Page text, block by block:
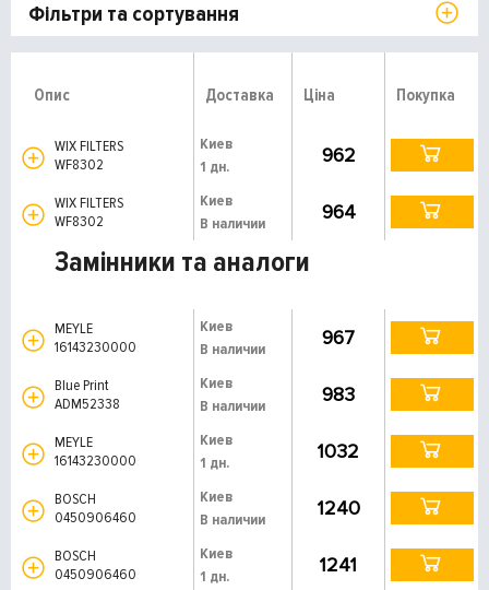
Фільтри та сортування
Опис Доставка Ціна Покупка
WIX FILTERS
WF8302
Киев
1 дн.
962
WIX FILTERS
WF8302
Киев
В наличии
964
Замінники та аналоги
MEYLE
16143230000
Киев
В наличии
967
Blue Print
ADM52338
Киев
В наличии
983
MEYLE
16143230000
Киев
1 дн.
1032
BOSCH
0450906460
Киев
В наличии
1240
BOSCH
0450906460
Киев
1 дн.
1241